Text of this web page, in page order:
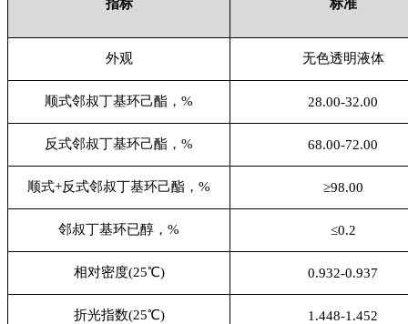
指标 标准
外观 无色透明液体
顺式邻叔丁基环己酯，% 28.00-32.00
反式邻叔丁基环己酯，% 68.00-72.00
顺式+反式邻叔丁基环己酯，% ≥98.00
邻叔丁基环已醇，% ≤0.2
相对密度(25℃) 0.932-0.937
折光指数(25℃) 1.448-1.452